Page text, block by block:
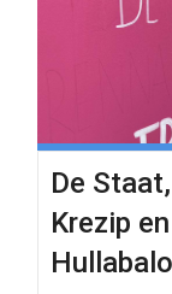
De
Krezip